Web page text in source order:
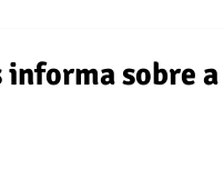
sobre